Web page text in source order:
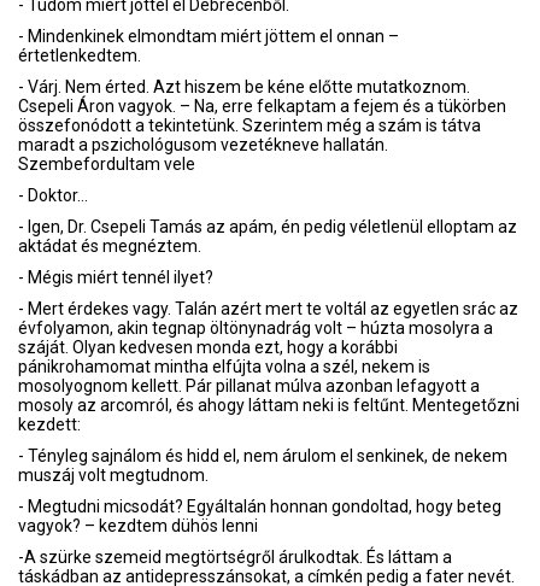
- Tudom miért jöttél el Debrecenből.
- Mindenkinek elmondtam miért jöttem el onnan –
értetlenkedtem.
- Várj. Nem érted. Azt hiszem be kéne előtte mutatkoznom.
Csepeli Áron vagyok. – Na, erre felkaptam a fejem és a tükörben
összefonódott a tekintetünk. Szerintem még a szám is tátva
maradt a pszichológusom vezetékneve hallatán.
Szembefordultam vele
- Doktor…
- Igen, Dr. Csepeli Tamás az apám, én pedig véletlenül elloptam az
aktádat és megnéztem.
- Mégis miért tennél ilyet?
- Mert érdekes vagy. Talán azért mert te voltál az egyetlen srác az
évfolyamon, akin tegnap öltönynadrág volt – húzta mosolyra a
száját. Olyan kedvesen monda ezt, hogy a korábbi
pánikrohamomat mintha elfújta volna a szél, nekem is
mosolyognom kellett. Pár pillanat múlva azonban lefagyott a
mosoly az arcomról, és ahogy láttam neki is feltűnt. Mentegetőzni
kezdett:
- Tényleg sajnálom és hidd el, nem árulom el senkinek, de nekem
muszáj volt megtudnom.
- Megtudni micsodát? Egyáltalán honnan gondoltad, hogy beteg
vagyok? – kezdtem dühös lenni
-A szürke szemeid megtörtségről árulkodtak. És láttam a
táskádban az antidepresszánsokat, a címkén pedig a fater nevét.